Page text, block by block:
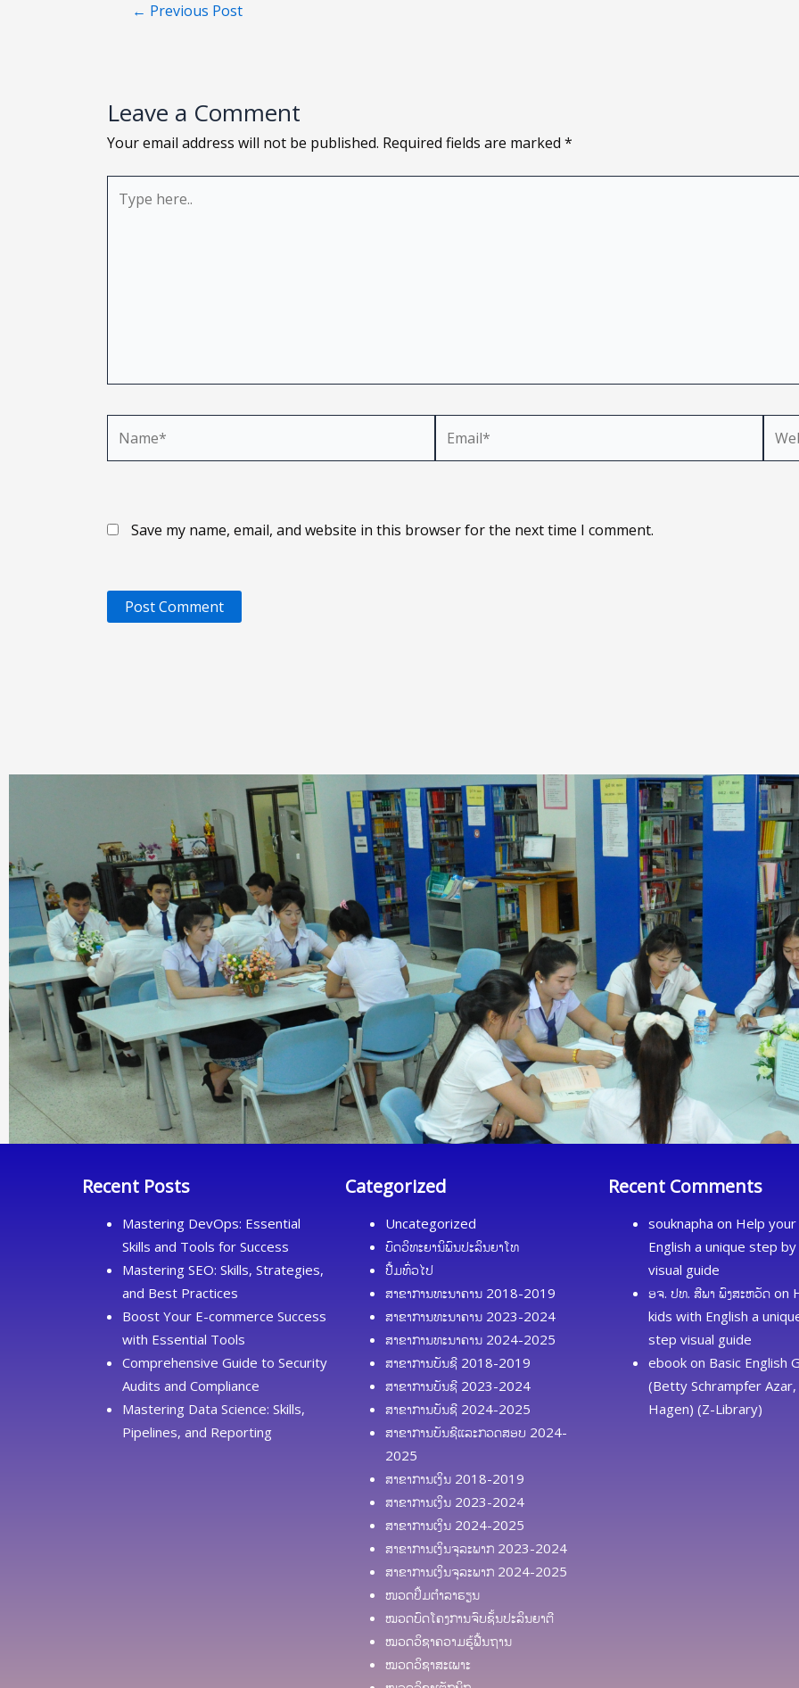
← Previous Post
Leave a Comment
Your email address will not be published. Required fields are marked *
here..
Save my name, email, and website in this browser for the next time I comment.
Recent Posts
Mastering DevOps: Essential
Skills and Tools for Success
Mastering SEO: Skills, Strategies,
and Best Practices
Boost Your E-commerce Success
with Essential Tools
Comprehensive Guide to Security
Audits and Compliance
Mastering Data Science: Skills,
Pipelines, and Reporting
Categorized
Uncategorized
ບົດວິທະຍານິພົນປະລິນຍາໂທ
ປື້ມທົ່ວໄປ
ສາຂາການທະນາຄານ 2018-2019
ສາຂາການທະນາຄານ 2023-2024
ສາຂາການທະນາຄານ 2024-2025
ສາຂາການບັນຊີ 2018-2019
ສາຂາການບັນຊີ 2023-2024
ສາຂາການບັນຊີ 2024-2025
ສາຂາການບັນຊີແລະກວດສອບ 2024-
2025
ສາຂາການເງິນ 2018-2019
ສາຂາການເງິນ 2023-2024
ສາຂາການເງິນ 2024-2025
ສາຂາການເງິນຈຸລະພາກ 2023-2024
ສາຂາການເງິນຈຸລະພາກ 2024-2025
ໜວດປຶ້ມຕຳລາຮຽນ
ໝວດບົດໂຄງການຈົບຊັ້ນປະລິນຍາຕີ
ໝວດວິຊາຄວາມຮູ້ຟື້ນຖານ
ໝວດວິຊາສະເພາະ
Recent Comments
souknapha on Help
English a unique step
visual guide
ອຈ. ປທ. ສີພາ ພົງສະຫວັດ on
kids with English a
step visual guide
ebook on Basic English
(Betty Schrampfer Azar,
Hagen) (Z-Library)